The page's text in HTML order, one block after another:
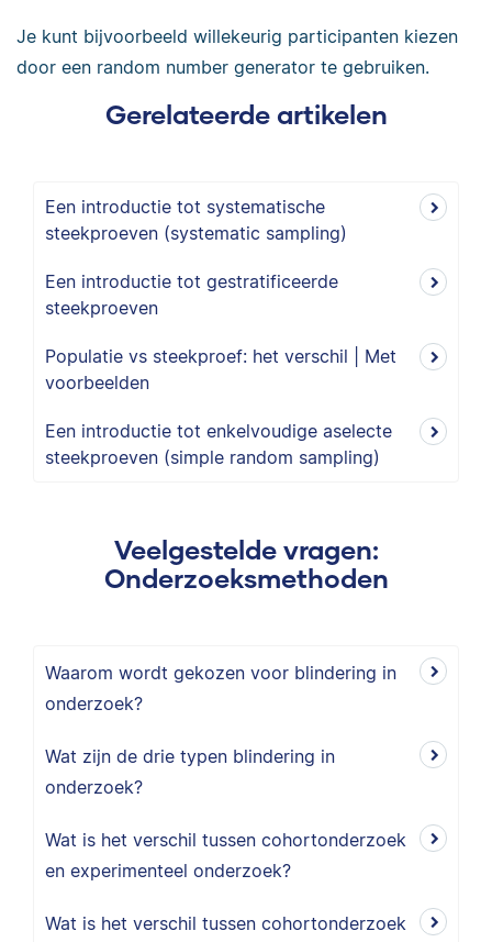
Je kunt bijvoorbeeld willekeurig participanten kiezen
door een random number generator te gebruiken.
Gerelateerde artikelen
Een introductie tot systematische
steekproeven (systematic sampling)
Een introductie tot gestratificeerde
steekproeven
Populatie vs steekproef: het verschil | Met
voorbeelden
Een introductie tot enkelvoudige aselecte
steekproeven (simple random sampling)
Veelgestelde vragen:
Onderzoeksmethoden
Waarom wordt gekozen voor blindering in
onderzoek?
Wat zijn de drie typen blindering in
onderzoek?
Wat is het verschil tussen cohortonderzoek
en experimenteel onderzoek?
Wat is het verschil tussen cohortonderzoek